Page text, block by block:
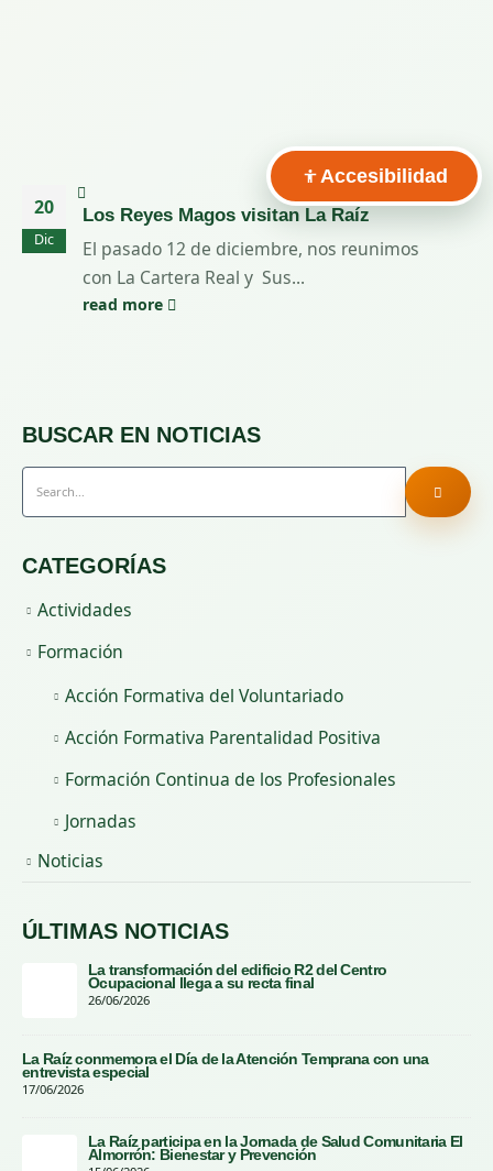
20
Dic
Los Reyes Magos visitan La Raíz
El pasado 12 de diciembre, nos reunimos
con La Cartera Real y Sus...
read more
BUSCAR EN NOTICIAS
CATEGORÍAS
Actividades
Formación
Acción Formativa del Voluntariado
Acción Formativa Parentalidad Positiva
Formación Continua de los Profesionales
Jornadas
Noticias
ÚLTIMAS NOTICIAS
La transformación del edificio R2 del Centro
Ocupacional llega a su recta final
26/06/2026
La Raíz conmemora el Día de la Atención Temprana con una
entrevista especial
17/06/2026
La Raíz participa en la Jornada de Salud Comunitaria El
Almorrón: Bienestar y Prevención
Accesibilidad